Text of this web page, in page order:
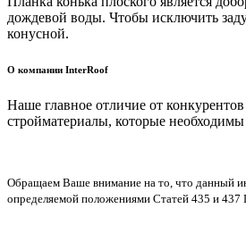
дождевой воды. Чтобы исключить
конусной.
О компании InterRoof
Наше главное отличие от
стройматериалы, которые
Обращаем Ваше внимание на то, что данный
определяемой положениями Статей 435 и 437